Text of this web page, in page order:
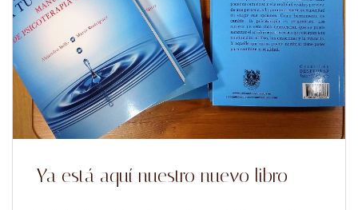
Ya está aquí nuestro nuevo libro